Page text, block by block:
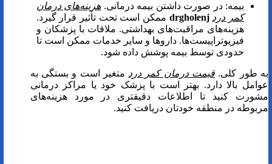
بیمه: در صورت داشتن بیمه درمانی. هزینه‌های درمان
کمر درد drgholenj ممکن است تحت تأثیر قرار گیرد.
هزینه‌های مراقبت‌های بهداشتی. ملاقات با پزشکان و
فیزیوتراپیست‌ها. داروها و سایر خدمات ممکن است تا
حدودی توسط بیمه پوشش داده شود.
به طور کلی. قیمت درمان کمر درد متغیر است و بستگی به
عوامل بالا دارد. بهتر است با پزشک خود یا مراکز درمانی
مشورت کنید تا اطلاعات دقیقتری در مورد هزینه‌های
مربوطه در منطقه خودتان دریافت کنید.